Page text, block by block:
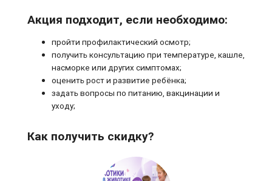
Акция подходит, если необходимо:
пройти профилактический осмотр;
получить консультацию при температуре, кашле,
насморке или других симптомах;
оценить рост и развитие ребёнка;
задать вопросы по питанию, вакцинации и
уходу;
Как получить скидку?